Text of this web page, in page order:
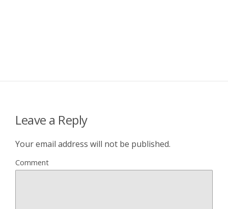
Leave a Reply
Your email address will not be published.
Comment